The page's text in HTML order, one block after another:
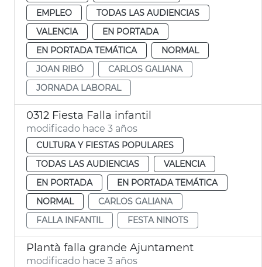
EMPLEO
TODAS LAS AUDIENCIAS
VALENCIA
EN PORTADA
EN PORTADA TEMÁTICA
NORMAL
JOAN RIBÓ
CARLOS GALIANA
JORNADA LABORAL
0312 Fiesta Falla infantil
modificado hace 3 años
CULTURA Y FIESTAS POPULARES
TODAS LAS AUDIENCIAS
VALENCIA
EN PORTADA
EN PORTADA TEMÁTICA
NORMAL
CARLOS GALIANA
FALLA INFANTIL
FESTA NINOTS
Plantà falla grande Ajuntament
modificado hace 3 años